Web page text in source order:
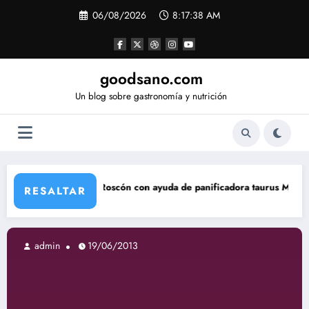
06/08/2026 8:17:39 AM
goodsano.com
Un blog sobre gastronomía y nutrición
RESALTAR
Roscón con ayuda de panificadora taurus My Bread Tartas
19/06/2013